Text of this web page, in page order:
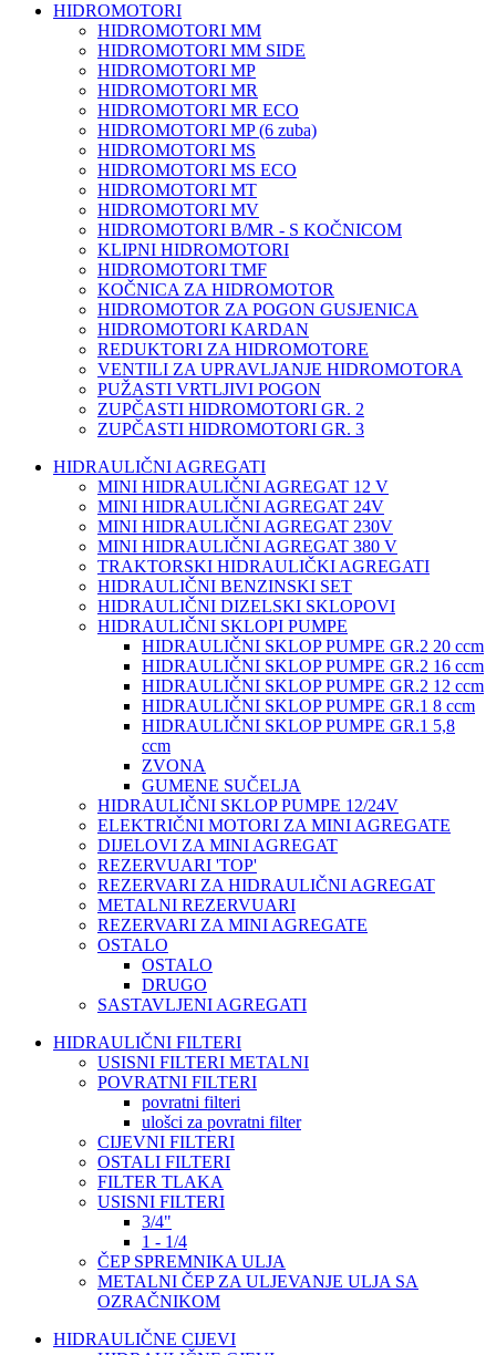
HIDROMOTORI
HIDROMOTORI MM
HIDROMOTORI MM SIDE
HIDROMOTORI MP
HIDROMOTORI MR
HIDROMOTORI MR ECO
HIDROMOTORI MP (6 zuba)
HIDROMOTORI MS
HIDROMOTORI MS ECO
HIDROMOTORI MT
HIDROMOTORI MV
HIDROMOTORI B/MR - S KOČNICOM
KLIPNI HIDROMOTORI
HIDROMOTORI TMF
KOČNICA ZA HIDROMOTOR
HIDROMOTOR ZA POGON GUSJENICA
HIDROMOTORI KARDAN
REDUKTORI ZA HIDROMOTORE
VENTILI ZA UPRAVLJANJE HIDROMOTORA
PUŽASTI VRTLJIVI POGON
ZUPČASTI HIDROMOTORI GR. 2
ZUPČASTI HIDROMOTORI GR. 3
HIDRAULIČNI AGREGATI
MINI HIDRAULIČNI AGREGAT 12 V
MINI HIDRAULIČNI AGREGAT 24V
MINI HIDRAULIČNI AGREGAT 230V
MINI HIDRAULIČNI AGREGAT 380 V
TRAKTORSKI HIDRAULIČKI AGREGATI
HIDRAULIČNI BENZINSKI SET
HIDRAULIČNI DIZELSKI SKLOPOVI
HIDRAULIČNI SKLOPI PUMPE
HIDRAULIČNI SKLOP PUMPE GR.2 20 ccm
HIDRAULIČNI SKLOP PUMPE GR.2 16 ccm
HIDRAULIČNI SKLOP PUMPE GR.2 12 ccm
HIDRAULIČNI SKLOP PUMPE GR.1 8 ccm
HIDRAULIČNI SKLOP PUMPE GR.1 5,8
ccm
ZVONA
GUMENE SUČELJA
HIDRAULIČNI SKLOP PUMPE 12/24V
ELEKTRIČNI MOTORI ZA MINI AGREGATE
DIJELOVI ZA MINI AGREGAT
REZERVUARI 'TOP'
REZERVARI ZA HIDRAULIČNI AGREGAT
METALNI REZERVUARI
REZERVARI ZA MINI AGREGATE
OSTALO
OSTALO
DRUGO
SASTAVLJENI AGREGATI
HIDRAULIČNI FILTERI
USISNI FILTERI METALNI
POVRATNI FILTERI
povratni filteri
ulošci za povratni filter
CIJEVNI FILTERI
OSTALI FILTERI
FILTER TLAKA
USISNI FILTERI
3/4"
1 - 1/4
ČEP SPREMNIKA ULJA
METALNI ČEP ZA ULJEVANJE ULJA SA
OZRAČNIKOM
HIDRAULIČNE CIJEVI